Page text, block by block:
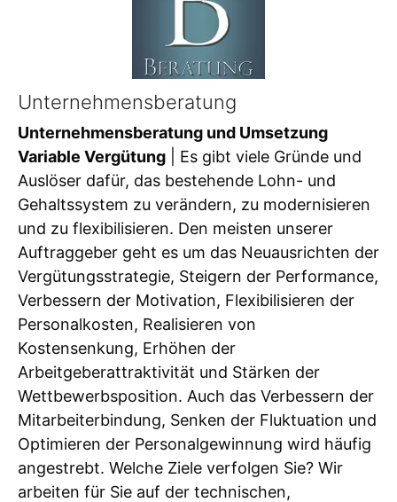
Unternehmensberatung
Unternehmensberatung und Umsetzung
Variable Vergütung | Es gibt viele Gründe und
Auslöser dafür, das bestehende Lohn- und
Gehaltssystem zu verändern, zu modernisieren
und zu flexibilisieren. Den meisten unserer
Auftraggeber geht es um das Neuausrichten der
Vergütungsstrategie, Steigern der Performance,
Verbessern der Motivation, Flexibilisieren der
Personalkosten, Realisieren von
Kostensenkung, Erhöhen der
Arbeitgeberattraktivität und Stärken der
Wettbewerbsposition. Auch das Verbessern der
Mitarbeiterbindung, Senken der Fluktuation und
Optimieren der Personalgewinnung wird häufig
angestrebt. Welche Ziele verfolgen Sie? Wir
arbeiten für Sie auf der technischen,